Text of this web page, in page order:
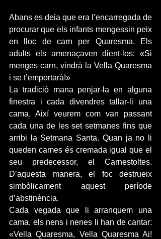
Abans es deia que era l’encarregada de
procurar que els infants mengessin peix
en lloc de carn per Quaresma. Els
adults els amenaçaven dient-los: «Si
menges carn, vindrà la Vella Quaresma
i se t’emportarà!»
La tradició mana penjar-la en alguna
finestra i cada divendres tallar-li una
cama. Així veurem com van passant
cada una de les set setmanes fins que
arribi la Setmana Santa. Quan ja no li
queden cames és cremada igual que el
seu predecessor, el Carnestoltes.
D’aquesta manera, el foc destrueix
simbòlicament aquest període
d’abstinència.
Cada vegada que li arranquem una
cama, els nens i nenes li han de cantar:
«Vella Quaresma, Vella Quaresma Ai!